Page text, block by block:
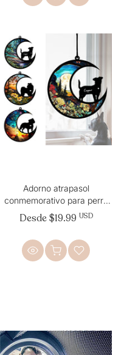
Adorno atrapasol
conmemorativo para perro
personalizado Regalo de
simpatía por la pérdida de
los perros
Desde $19.99 USD